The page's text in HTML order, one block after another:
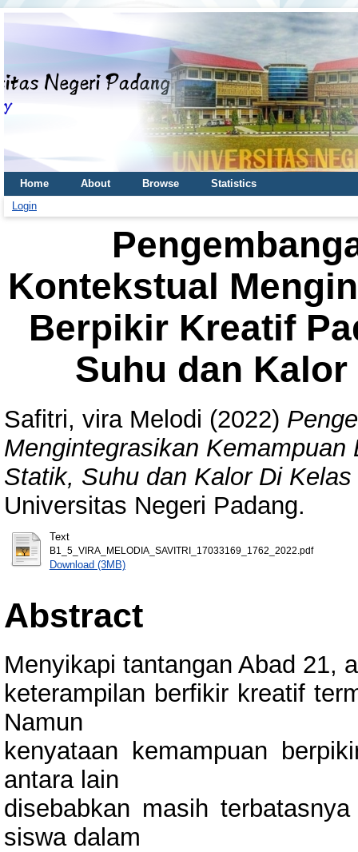
Home About Browse
Statistics
Login
Kontekstual
Berpikir Kreatif
Suhu dan Kalor
Safitri, vira Melodi (2022)
Mengintegrasikan
Statik, Suhu dan Kalor Di
Universitas Negeri Padang.
Text
B1_5_VIRA_MELODIA_SAVITRI_17033169_1762_2022.pdf
Download (3MB)
Abstract
Menyikapi tantangan Abad 21,
keterampilan berfikir kreatif
Namun
kenyataan kemampuan
antara lain
disebabkan masih
siswa dalam